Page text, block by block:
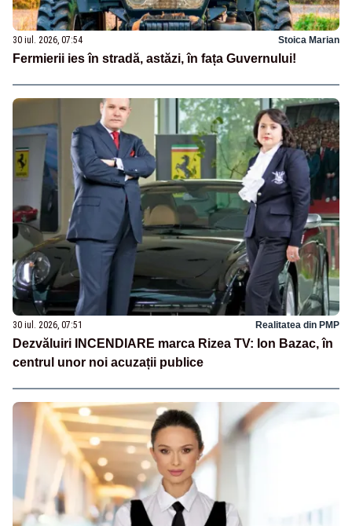
30 iul. 2026, 07:54 Stoica Marian
Fermierii ies în stradă, astăzi, în fața Guvernului!
30 iul. 2026, 07:51 Realitatea din PMP
Dezvăluiri INCENDIARE marca Rizea TV: Ion Bazac, în
centrul unor noi acuzații publice